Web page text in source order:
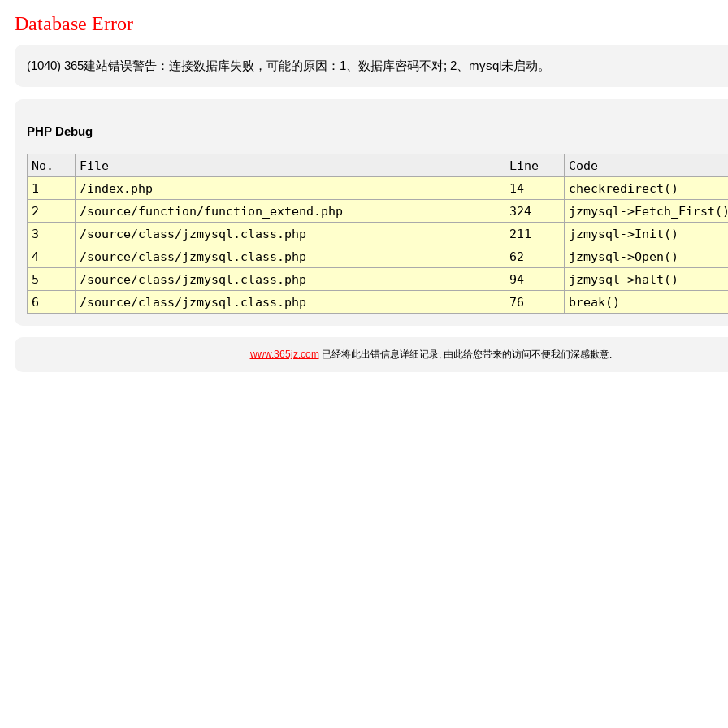
Database Error
(1040) 365建站错误警告：连接数据库失败，可能的原因：1、数据库密码不对; 2、mysql未启动。
PHP Debug
No. File Line
Code
1
/index.php 14
checkredirect()
2
/source/function/function_extend.php 324
jzmysql-
3
/source/class/jzmysql.class.php 211
jzmysql->Init()
4
/source/class/jzmysql.class.php 62
jzmysql->Open()
5
/source/class/jzmysql.class.php 94
jzmysql->halt()
6
/source/class/jzmysql.class.php 76 break()
www.365jz.com已经将此出错信息详细记录, 由此给您带来的访问不便我们深感歉意.